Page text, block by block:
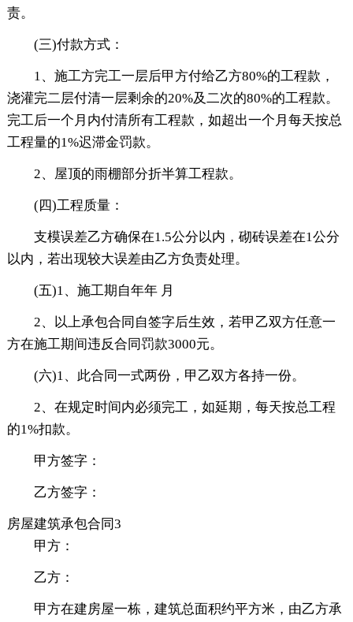
责。
(三)付款方式：
1、施工方完工一层后甲方付给乙方80%的工程款，
浇灌完二层付清一层剩余的20%及二次的80%的工程款。
完工后一个月内付清所有工程款，如超出一个月每天按总
工程量的1%迟滞金罚款。
2、屋顶的雨棚部分折半算工程款。
(四)工程质量：
支模误差乙方确保在1.5公分以内，砌砖误差在1公分
以内，若出现较大误差由乙方负责处理。
(五)1、施工期自年年 月
2、以上承包合同自签字后生效，若甲乙双方任意一
方在施工期间违反合同罚款3000元。
(六)1、此合同一式两份，甲乙双方各持一份。
2、在规定时间内必须完工，如延期，每天按总工程
的1%扣款。
甲方签字：
乙方签字：
房屋建筑承包合同3
甲方：
乙方：
甲方在建房屋一栋，建筑总面积约平方米，由乙方承